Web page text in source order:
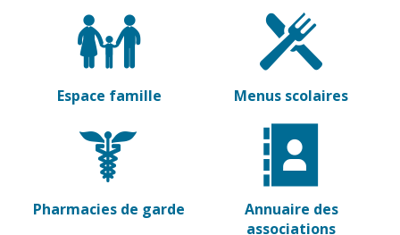
Équipements
sportifs
Associations
Annuaire des
associations
Démarches
des
associations
Espace famille Menus scolaires
Pharmacies de garde
Annuaire des
associations